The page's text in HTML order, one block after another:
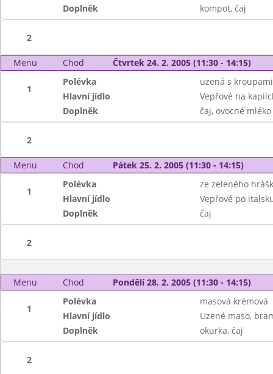
Doplněk
kompot, čaj
2
Menu Chod Čtvrtek 24. 2. 2005 (11:30 - 14:15)
1
Polévka
uzená s kroupami
Hlavní jídlo
Vepřové na
Doplněk
čaj, ovocné mléko
2
Menu Chod Pátek 25. 2. 2005 (11:30 - 14:15)
1
Polévka
ze zeleného
Hlavní jídlo
Vepřové po
Doplněk
čaj
2
Menu Chod Pondělí 28. 2. 2005 (11:30 - 14:15)
1
Polévka
masová krémová
Hlavní jídlo
Uzené maso,
Doplněk
okurka, čaj
2